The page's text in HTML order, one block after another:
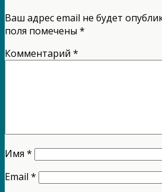
Ваш адрес email не будет
поля помечены *
Комментарий *
Имя *
Email *